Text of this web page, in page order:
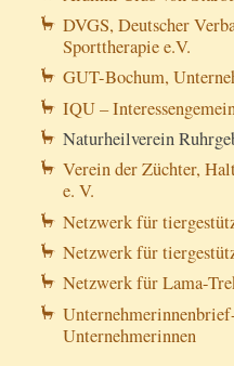
DVGS, Deutscher
Sporttherapie e.V.
GUT-Bochum,
IQU –
Naturheilverein
Verein der Züchter,
e. V.
Netzwerk für
Netzwerk für
Netzwerk für Lama-
Unternehmerinnen